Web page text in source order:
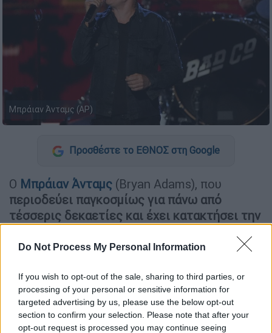
Do Not Process My Personal Information
If you wish to opt-out of the sale, sharing to third parties, or
processing of your personal or sensitive information for
targeted advertising by us, please use the below opt-out
section to confirm your selection. Please note that after your
opt-out request is processed you may continue seeing
Μπράιαν Άνταμς (AP)
Προσθέστε το ΕΘΝΟΣ στη Google
Ο Μπράιαν Άνταμς (Bryan Adams), που
περιοδεύει παγκοσμίως για πάνω από
τέσσερις δεκαετίες και έχει κατακτήσει την
επιστρέφει στο Telekom Center Athens για
2026.
ΔΙΑΒΑΣΤΕ ΕΠΙΣΗΣ